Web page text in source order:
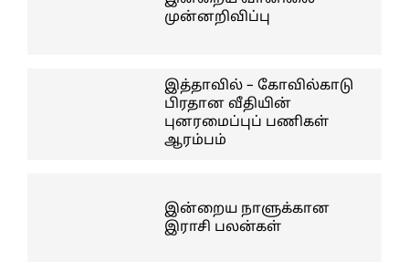
முன்னறிவிப்பு
இத்தாவில் – கோவில்காடு
பிரதான வீதியின்
புனரமைப்புப் பணிகள்
ஆரம்பம்
இன்றைய நாளுக்கான
இராசி பலன்கள்